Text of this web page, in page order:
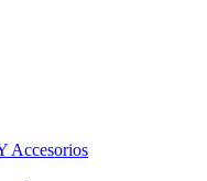
Accesorios